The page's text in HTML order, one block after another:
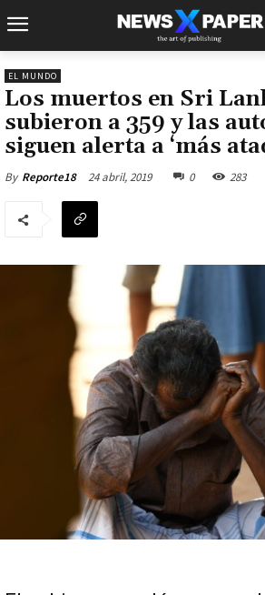
EL MUNDO
Los muertos en Sri
subieron a 359 y las
siguen alerta a ‘más
By Reporte18 24 abril, 2019 0 283